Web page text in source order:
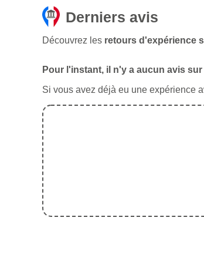
Derniers avis
Découvrez les retours d'expérience
Pour l'instant, il n'y a aucun avis sur
Si vous avez déjà eu une expérience